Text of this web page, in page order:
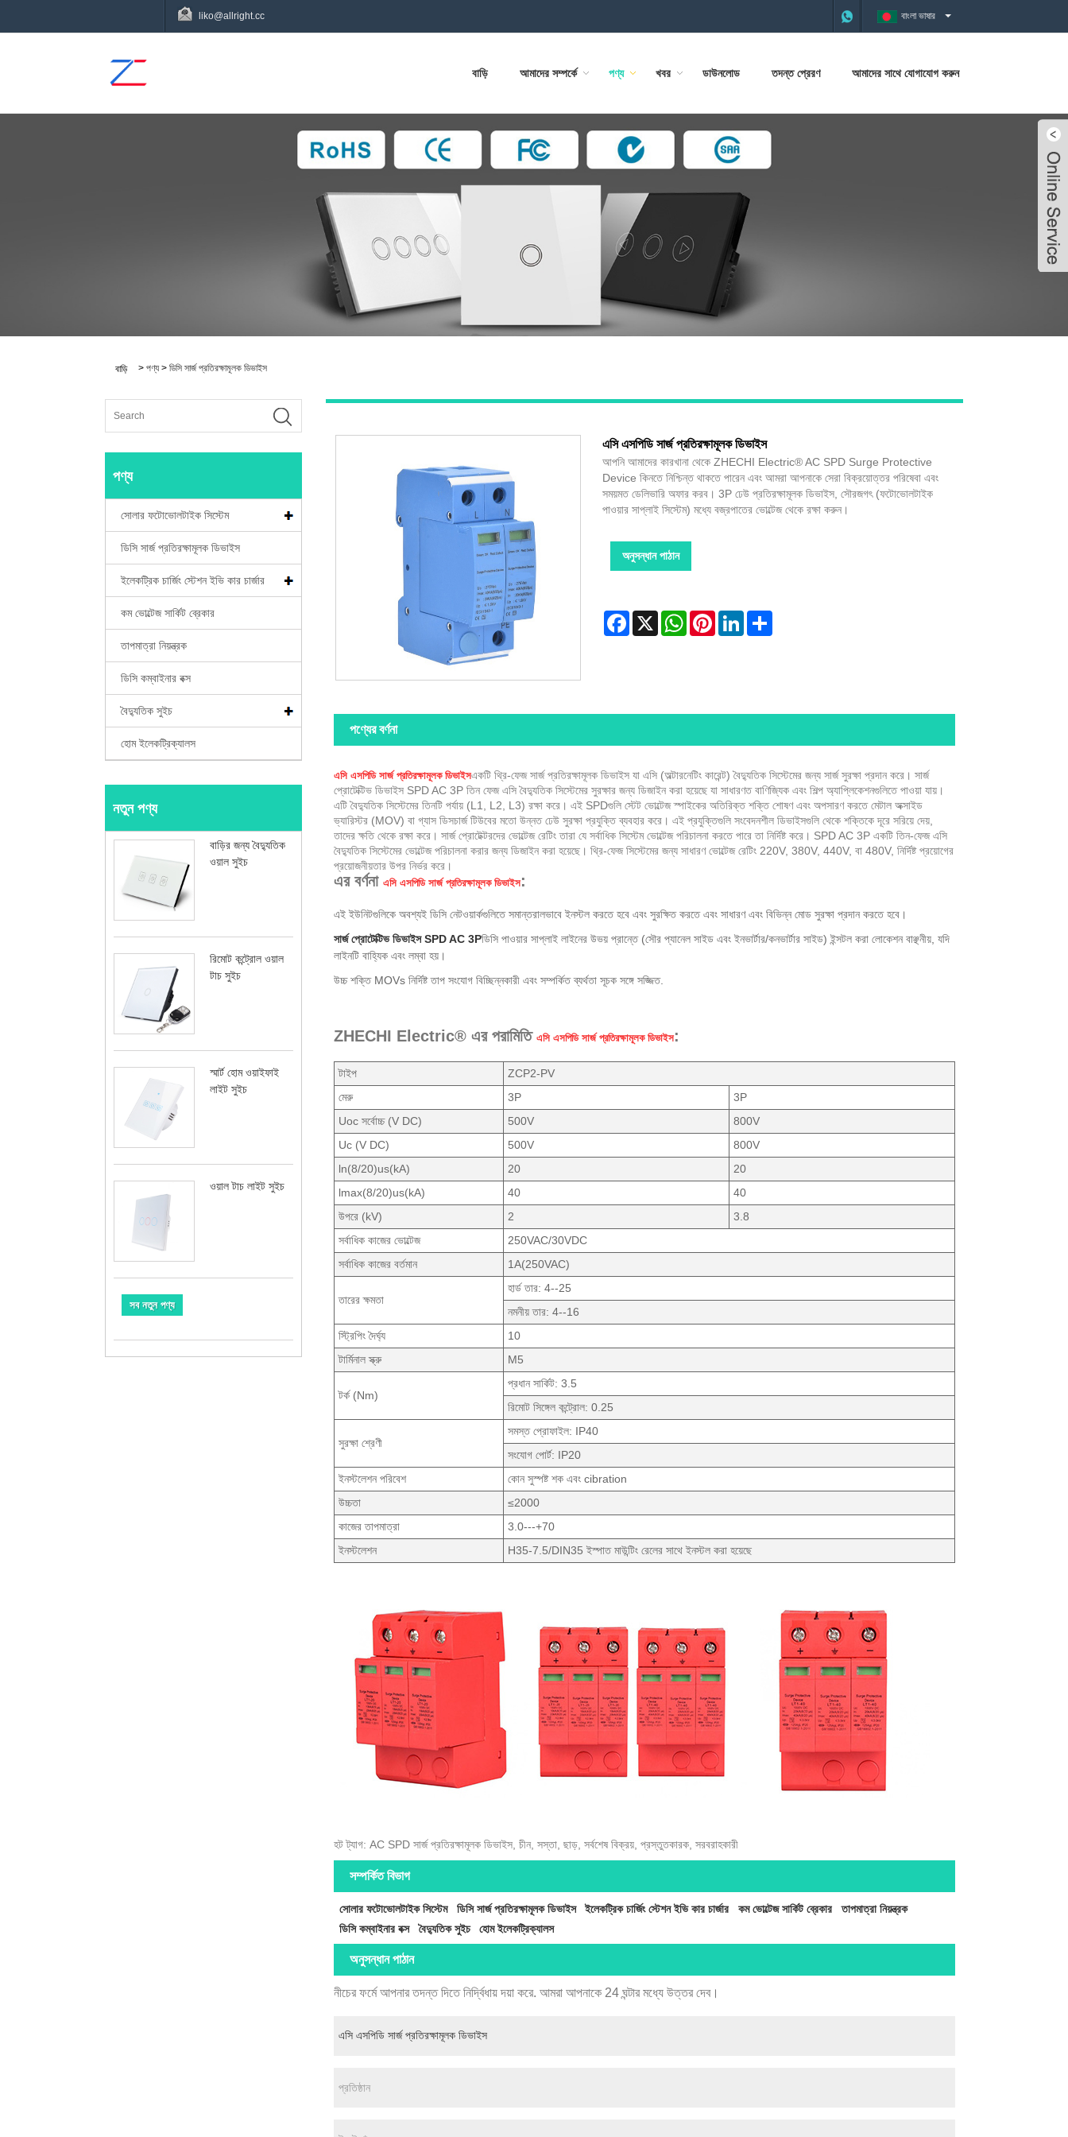
liko@allright.cc বাংলা ভাষার
বাড়ি আমাদের সম্পর্কে পণ্য খবর ডাউনলোড তদন্ত প্রেরণ আমাদের সাথে যোগাযোগ করুন
বাড়ি > পণ্য> ডিসি সার্জ প্রতিরক্ষামূলক ডিভাইস
পণ্য
সোলার ফটোভোলটাইক সিস্টেম
ডিসি সার্জ প্রতিরক্ষামূলক ডিভাইস
ইলেকট্রিক চার্জিং স্টেশন ইভি কার চার্জার
কম ভোল্টেজ সার্কিট ব্রেকার
তাপমাত্রা নিয়ন্ত্রক
ডিসি কম্বাইনার বক্স
বৈদ্যুতিক সুইচ
হোম ইলেকট্রিক্যালস
নতুন পণ্য
বাড়ির জন্য বৈদ্যুতিক
ওয়াল সুইচ
রিমোট কন্ট্রোল ওয়াল
টাচ সুইচ
স্মার্ট হোম ওয়াইফাই
লাইট সুইচ
ওয়াল টাচ লাইট সুইচ
সব নতুন পণ্য
এসি এসপিডি সার্জ প্রতিরক্ষামূলক ডিভাইস
আপনি আমাদের কারখানা থেকে ZHECHI Electric® AC SPD Surge Protective
Device কিনতে নিশ্চিন্ত থাকতে পারেন এবং আমরা আপনাকে সেরা বিক্রয়োত্তর পরিষেবা এবং
সময়মত ডেলিভারি অফার করব। 3P ঢেউ প্রতিরক্ষামূলক ডিভাইস, সৌরজগৎ (ফটোভোলটাইক
পাওয়ার সাপ্লাই সিস্টেম) মধ্যে বজ্রপাতের ভোল্টেজ থেকে রক্ষা করুন।
অনুসন্ধান পাঠান
Facebook
X WhatsAppPinterestLinkedInShare
পণ্যের বর্ণনা
এসি এসপিডি সার্জ প্রতিরক্ষামূলক ডিভাইসএকটি থ্রি-ফেজ সার্জ প্রতিরক্ষামূলক ডিভাইস যা এসি (অল্টারনেটিং কারেন্ট) বৈদ্যুতিক সিস্টেমের জন্য সার্জ সুরক্ষা প্রদান করে। সার্জ
প্রোটেক্টিভ ডিভাইস SPD AC 3P তিন ফেজ এসি বৈদ্যুতিক সিস্টেমের সুরক্ষার জন্য ডিজাইন করা হয়েছে যা সাধারণত বাণিজ্যিক এবং শিল্প অ্যাপ্লিকেশনগুলিতে পাওয়া যায়।
এটি বৈদ্যুতিক সিস্টেমের তিনটি পর্যায় (L1, L2, L3) রক্ষা করে। এই SPDগুলি স্টেট ভোল্টেজ স্পাইকের অতিরিক্ত শক্তি শোষণ এবং অপসারণ করতে মেটাল অক্সাইড
ভ্যারিস্টর (MOV) বা গ্যাস ডিসচার্জ টিউবের মতো উন্নত ঢেউ সুরক্ষা প্রযুক্তি ব্যবহার করে। এই প্রযুক্তিগুলি সংবেদনশীল ডিভাইসগুলি থেকে শক্তিকে দূরে সরিয়ে দেয়,
তাদের ক্ষতি থেকে রক্ষা করে। সার্জ প্রোটেক্টরদের ভোল্টেজ রেটিং তারা যে সর্বাধিক সিস্টেম ভোল্টেজ পরিচালনা করতে পারে তা নির্দিষ্ট করে। SPD AC 3P একটি তিন-ফেজ এসি
বৈদ্যুতিক সিস্টেমের ভোল্টেজ পরিচালনা করার জন্য ডিজাইন করা হয়েছে। থ্রি-ফেজ সিস্টেমের জন্য সাধারণ ভোল্টেজ রেটিং 220V, 380V, 440V, বা 480V, নির্দিষ্ট প্রয়োগের
প্রয়োজনীয়তার উপর নির্ভর করে।
এর বর্ণনা এসি এসপিডি সার্জ প্রতিরক্ষামূলক ডিভাইস:
এই ইউনিটগুলিকে অবশ্যই ডিসি নেটওয়ার্কগুলিতে সমান্তরালভাবে ইনস্টল করতে হবে এবং সুরক্ষিত করতে এবং সাধারণ এবং বিভিন্ন মোড সুরক্ষা প্রদান করতে হবে।
সার্জ প্রোটেক্টিভ ডিভাইস SPD AC 3Pডিসি পাওয়ার সাপ্লাই লাইনের উভয় প্রান্তে (সৌর প্যানেল সাইড এবং ইনভার্টার/কনভার্টার সাইড) ইন্সটল করা লোকেশন বাঞ্ছনীয়, যদি
লাইনটি বাহ্যিক এবং লম্বা হয়।
উচ্চ শক্তি MOVs নির্দিষ্ট তাপ সংযোগ বিচ্ছিন্নকারী এবং সম্পর্কিত ব্যর্থতা সূচক সঙ্গে সজ্জিত.
ZHECHI Electric® এর পরামিতি এসি এসপিডি সার্জ প্রতিরক্ষামূলক ডিভাইস:
টাইপ
ZCP2-PV
মেরু
3P
3P
Uoc সর্বোচ্চ (V DC)
500V
800V
Uc (V DC)
500V
800V
ln(8/20)us(kA)
20
20
lmax(8/20)us(kA)
40
40
উপরে (kV)
2
3.8
সর্বাধিক কাজের ভোল্টেজ
250VAC/30VDC
সর্বাধিক কাজের বর্তমান
1A(250VAC)
তারের ক্ষমতা
হার্ড তার: 4--25
নমনীয় তার: 4--16
স্ট্রিপিং দৈর্ঘ্য
10
টার্মিনাল স্ক্রু
M5
টর্ক (Nm)
প্রধান সার্কিট: 3.5
রিমোট সিঙ্গেল কন্ট্রোল: 0.25
সুরক্ষা শ্রেণী
সমস্ত প্রোফাইল: IP40
সংযোগ পোর্ট: IP20
ইনস্টলেশন পরিবেশ
কোন সুস্পষ্ট শক এবং cibration
উচ্চতা
≤2000
কাজের তাপমাত্রা
3.0---+70
ইনস্টলেশন
H35-7.5/DIN35 ইস্পাত মাউন্টিং রেলের সাথে ইনস্টল করা হয়েছে
হট ট্যাগ: AC SPD সার্জ প্রতিরক্ষামূলক ডিভাইস, চীন, সস্তা, ছাড়, সর্বশেষ বিক্রয়, প্রস্তুতকারক, সরবরাহকারী
সম্পর্কিত বিভাগ
সোলার ফটোভোলটাইক সিস্টেম ডিসি সার্জ প্রতিরক্ষামূলক ডিভাইস ইলেকট্রিক চার্জিং স্টেশন ইভি কার চার্জার কম ভোল্টেজ সার্কিট ব্রেকার
তাপমাত্রা নিয়ন্ত্রক
ডিসি কম্বাইনার বক্স
বৈদ্যুতিক সুইচ হোম ইলেকট্রিক্যালস
অনুসন্ধান পাঠান
নীচের ফর্মে আপনার তদন্ত দিতে নির্দ্বিধায় দয়া করে. আমরা আপনাকে 24 ঘন্টার মধ্যে উত্তর দেব।